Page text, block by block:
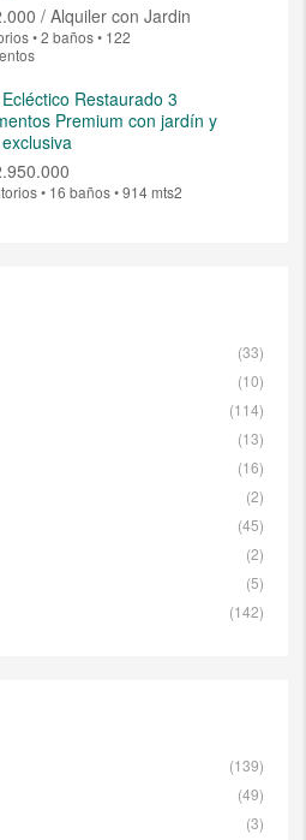
/ Alquiler con Jardin
• 2 baños • 122
Restaurado 3
Premium con jardín y
• 16 baños • 914 mts2
(33)
(10)
(114)
(13)
(16)
(2)
(45)
(2)
(5)
(142)
(139)
(49)
(3)